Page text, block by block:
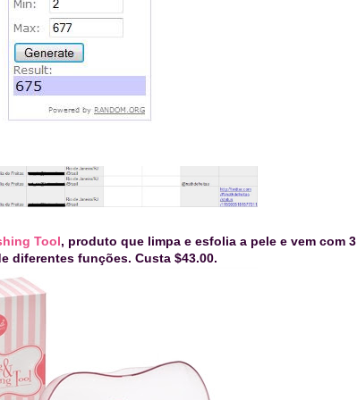
Tool, produto que limpa e esfolia a pele e vem com 3
diferentes funções. Custa $43.00.